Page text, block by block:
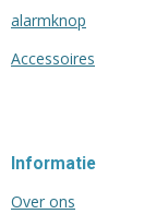
alarmknop
Accessoires
Informatie
Over ons